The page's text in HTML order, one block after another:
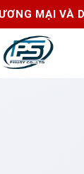
MẠI VÀ